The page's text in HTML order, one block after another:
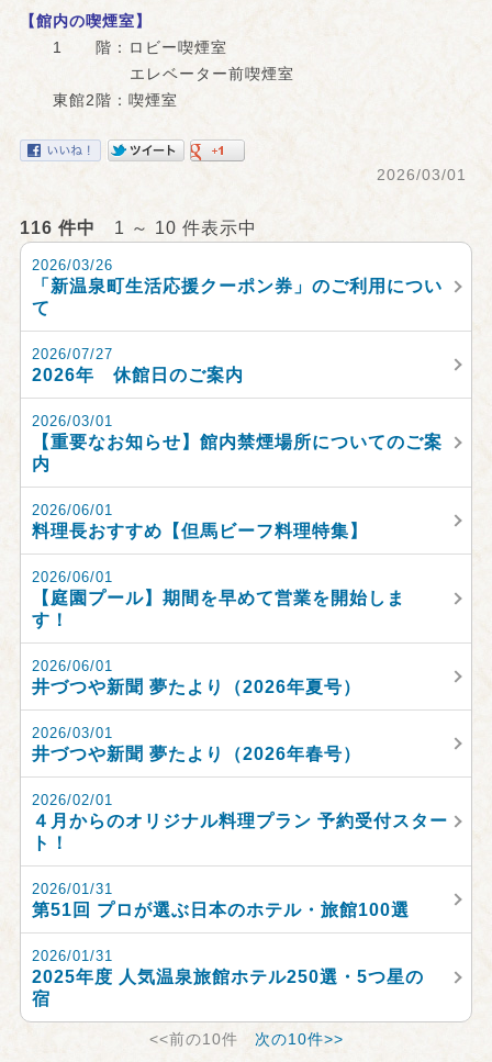
【館内の喫煙室】
1 階：ロビー喫煙室
エレベーター前喫煙室
東館2階：喫煙室
2026/03/01
116 件中 1 ～ 10 件表示中
2026/03/26
「新温泉町生活応援クーポン券」のご利用につい
て
2026/07/27
2026年 休館日のご案内
2026/03/01
【重要なお知らせ】館内禁煙場所についてのご案
内
2026/06/01
料理長おすすめ【但馬ビーフ料理特集】
2026/06/01
【庭園プール】期間を早めて営業を開始しま
す！
2026/06/01
井づつや新聞 夢たより（2026年夏号）
2026/03/01
井づつや新聞 夢たより（2026年春号）
2026/02/01
４月からのオリジナル料理プラン 予約受付スター
ト！
2026/01/31
第51回 プロが選ぶ日本のホテル・旅館100選
2026/01/31
2025年度 人気温泉旅館ホテル250選・5つ星の
宿
<<前の10件 次の10件>>